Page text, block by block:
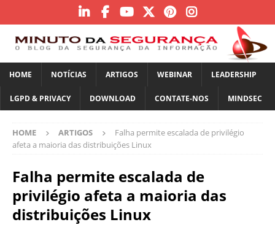
HOME NOTÍCIAS ARTIGOS WEBINAR LEADERSHIP
LGPD & PRIVACY DOWNLOAD CONTATE-NOS MINDSEC
HOME ARTIGOS
Falha permite escalada de privilégio
afeta a maioria das distribuições Linux
Falha permite escalada de
privilégio afeta a maioria das
distribuições Linux